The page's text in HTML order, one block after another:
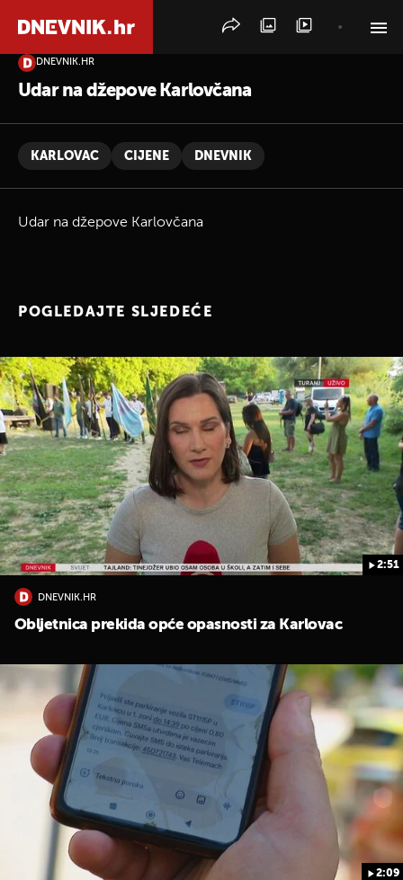
DNEVNIK.HR
Udar na džepove Karlovčana
KARLOVAC CIJENE DNEVNIK
Udar na džepove Karlovčana
POGLEDAJTE SLJEDEĆE
2:51
DNEVNIK.HR
Obljetnica prekida opće opasnosti za Karlovac
2:09
PRETRAŽITE VIJESTI